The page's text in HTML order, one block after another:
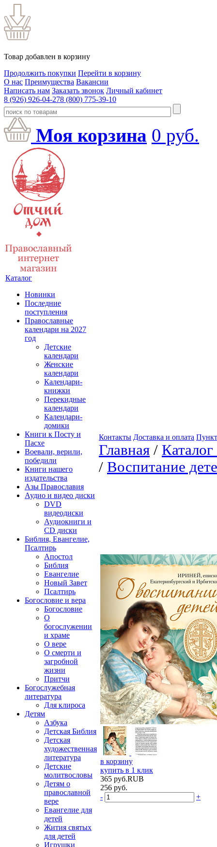
Товар добавлен в корзину
Продолжить покупки Перейти в корзину
О нас Преимущества Вакансии
Написать нам Заказать звонок Личный кабинет
8 (926) 926-04-278 (800) 775-39-10
Моя корзина 0 руб.
Каталог
Новинки
Последние
поступления
Православные
календари на 2027
год
Детские
календари
Женские
календари
Календари-
книжки
Перекидные
календари
Календари-
домики
Книги к Посту и
Пасхе
Воевали, верили,
победили
Книги нашего
издательства
Азы Православия
Аудио и видео диски
DVD
видеодиски
Аудиокниги и
CD диски
Библия, Евангелие,
Псалтирь
Апостол
Библия
Евангелие
Новый Завет
Псалтирь
Богословие и вера
Богословие
О
богослужении
и храме
О вере
О смерти и
загробной
жизни
Притчи
Богослужебная
литература
Для клироса
Детям
Азбука
Детская Библия
Детская
художественная
литература
Детские
молитвословы
Детям о
православной
вере
Евангелие для
детей
Жития святых
для детей
Игрушки
Контакты Доставка и оплата
Главная /
/ Воспитание
в корзину
купить в 1 клик
365 руб.RUB
256 руб.
-
+